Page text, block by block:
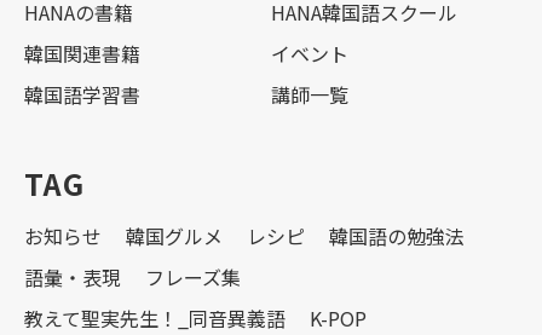
HANAの書籍
韓国関連書籍
韓国語学習書
HANA韓国語スクール
イベント
講師一覧
TAG
お知らせ 韓国グルメ レシピ
韓国語の勉強法
語彙・表現
フレーズ集
教えて聖実先生！_同音異義語
K-POP